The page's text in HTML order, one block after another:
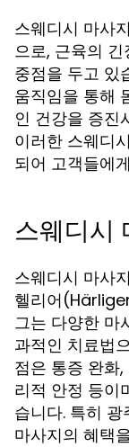
스웨디시 마사
으로, 근육의
중점을 두고 있
움직임을 통해
인 건강을 증진
이러한 스웨디
되어 고객들에
스웨디시
스웨디시 마사
헬리어
그는 다양한 마
과적인 치료법
점은 통증 완화
리적 안정 등이
습니다. 특히
마사지의 혜택